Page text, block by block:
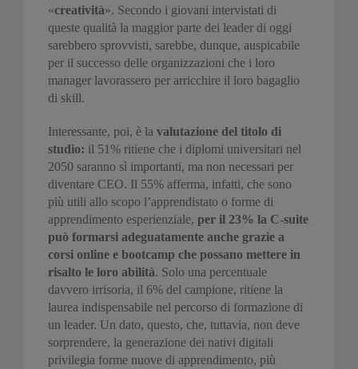
«creatività». Secondo i giovani intervistati di
queste qualità la maggior parte dei leader di oggi
sarebbero sprovvisti, sarebbe, dunque, auspicabile
per il successo delle organizzazioni che i loro
manager lavorassero per arricchire il loro bagaglio
di skill.
Interessante, poi, è la valutazione del titolo di
studio: il 51% ritiene che i diplomi universitari nel
2050 saranno sì importanti, ma non necessari per
diventare CEO. Il 55% afferma, infatti, che sono
più utili allo scopo l’apprendistato o forme di
apprendimento esperienziale, per il 23% la C-suite
può formarsi adeguatamente anche grazie a
corsi online e bootcamp che possano mettere in
risalto le loro abilità. Solo una percentuale
davvero irrisoria, il 6% del campione, ritiene la
laurea indispensabile nel percorso di formazione di
un leader. Un dato, questo, che, tuttavia, non deve
sorprendere, la generazione dei nativi digitali
privilegia forme nuove di apprendimento, più